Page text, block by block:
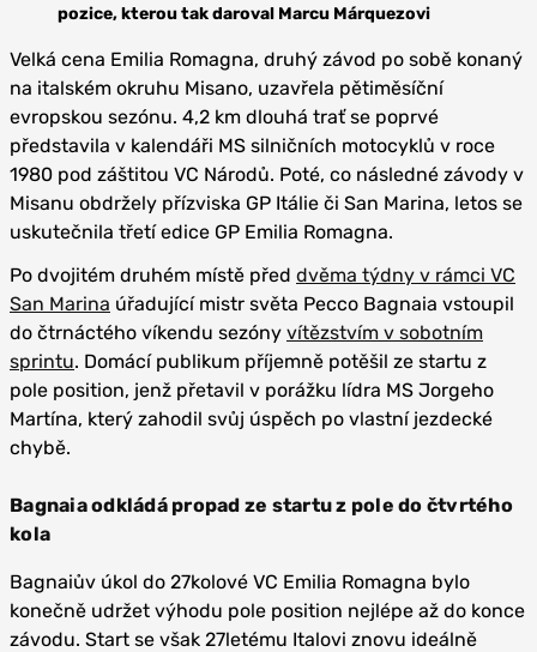
pozice, kterou tak daroval Marcu Márquezovi
Velká cena Emilia Romagna, druhý závod po sobě konaný
na italském okruhu Misano, uzavřela pětiměsíční
evropskou sezónu. 4,2 km dlouhá trať se poprvé
představila v kalendáři MS silničních motocyklů v roce
1980 pod záštitou VC Národů. Poté, co následné závody v
Misanu obdržely přízviska GP Itálie či San Marina, letos se
uskutečnila třetí edice GP Emilia Romagna.
Po dvojitém druhém místě před dvěma týdny v rámci VC
San Marina úřadující mistr světa Pecco Bagnaia vstoupil
do čtrnáctého víkendu sezóny vítězstvím v sobotním
sprintu. Domácí publikum příjemně potěšil ze startu z
pole position, jenž přetavil v porážku lídra MS Jorgeho
Martína, který zahodil svůj úspěch po vlastní jezdecké
chybě.
Bagnaia odkládá propad ze startu z pole do čtvrtého
kola
Bagnaiův úkol do 27kolové VC Emilia Romagna bylo
konečně udržet výhodu pole position nejlépe až do konce
závodu. Start se však 27letému Italovi znovu ideálně